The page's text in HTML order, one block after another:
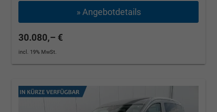
» Angebotdetails
30.080,– €
incl. 19% MwSt.